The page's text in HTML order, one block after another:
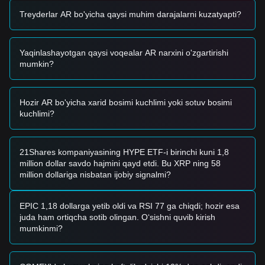
Hozirgi texnik tuzilish va bozor impulsiga asoslanib, quyidagi
tijorat strategiyalari tavsiya etiladi:
Mumkin Bo'lgan Sotib Olish Zonasi
tiklanish belgilarini ko'rsatsa, bu qisqa muddatli sotib olish
imkoniyatini taqdim etishi mumkin.
ustidan o'tsa, bu yangi o'sish tendensiyasining boshlanishini
tasdiqlashi mumkin.
Xavf Senariysi
mumkin.
Sotib Olish Strategiyasi
taklif etiladi:
Konservativ Investorlar
• Guruhlab kirishdan oldin$1.75 qo'llab-quvvatlash
darajasining muvaffaqiyatli qayta tekshirilishi va ushlab
• Yoki tendensiyani kuzatishdan oldin tasdiqlangan o'tish va
Treyderlar AR bo'yicha qaysi muhim darajalarni kuzatyapti?
Yaqinlashayotgan qaysi voqealar AR narxini o'zgartirishi
mumkin?
Hozir AR bo'yicha xarid bosimi kuchlimi yoki sotuv bosimi
kuchlimi?
21Shares kompaniyasining HYPE ETF-i birinchi kuni 1,8
million dollar savdo hajmini qayd etdi. Bu XRP ning 58
million dollariga nisbatan ijobiy signalmi?
EPIC 1,18 dollarga yetib oldi va RSI 77 ga chiqdi; hozir esa
juda ham ortiqcha sotib olingan. O‘sishni quvib kirish
mumkinmi?